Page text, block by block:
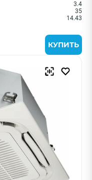
3.4
35
14.43
КУПИТЬ